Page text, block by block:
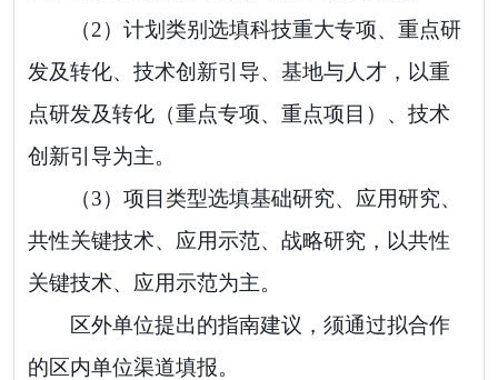
（2）计划类别选填科技重大专项、重点研
发及转化、技术创新引导、基地与人才， 以重
点研发及转化（重点专项、重点项目）、技术
创新引导为主。
（3）项目类型选填基础研究、 应用研究、
共性关键技术、应用示范、战略研究， 以共性
关键技术、应用示范为主。
区外单位提出的指南建议，须通过拟合作
的区内单位渠道填报。